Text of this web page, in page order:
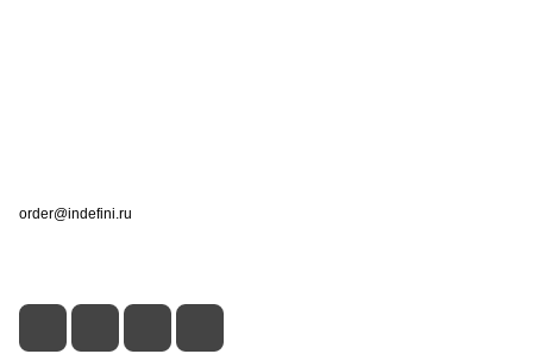
order@indefini.ru